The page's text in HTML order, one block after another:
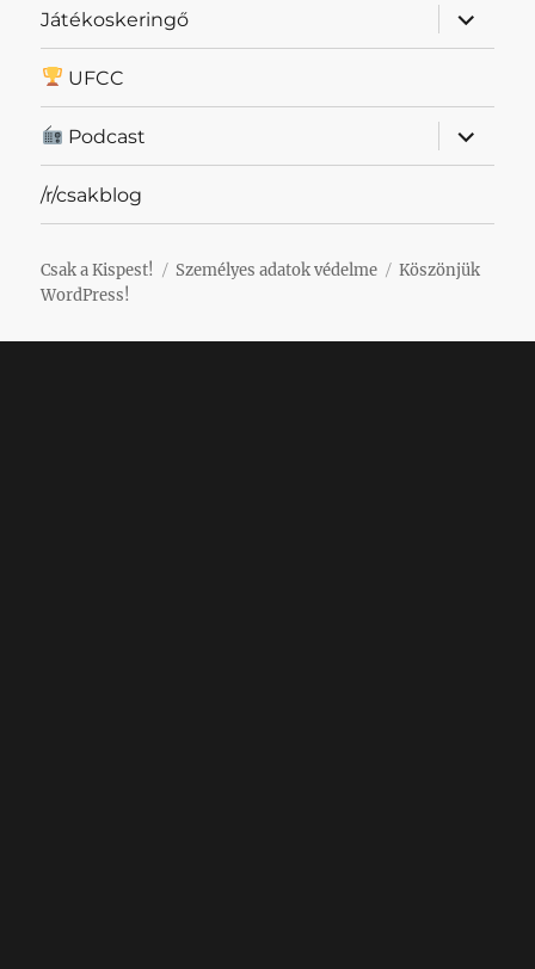
Játékoskeringő
almenü
UFCC
Podcast
almenü
/r/csakblog
Csak a Kispest! Személyes adatok védelme
Köszönjük
WordPress!